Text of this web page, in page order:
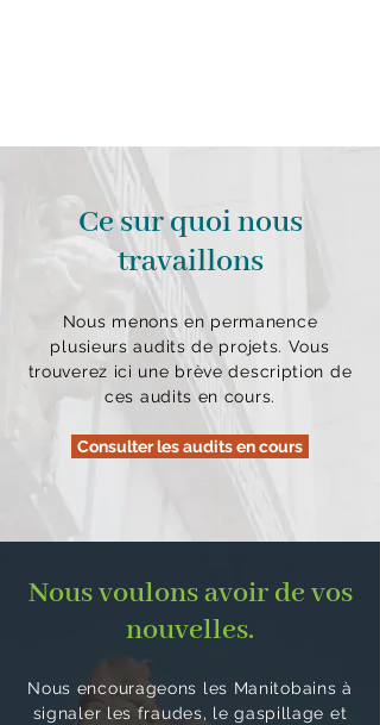
Ce sur quoi nous
travaillons
Nous menons en permanence
plusieurs audits de projets. Vous
trouverez ici une brève description de
ces audits en cours.
Consulter les audits en cours
Nous voulons avoir de vos
nouvelles.
Nous encourageons les Manitobains à
signaler les fraudes, le gaspillage et